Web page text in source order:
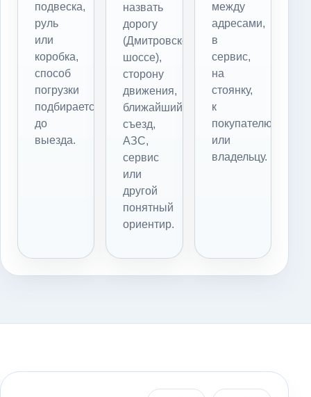
подвеска,
руль
или
коробка,
способ
погрузки
подбирается
до
выезда.
назвать
дорогу
(Дмитровское
шоссе),
сторону
движения,
ближайший
съезд,
АЗС,
сервис
или
другой
понятный
ориентир.
между
адресами,
в
сервис,
на
стоянку,
к
покупателю
или
владельцу.